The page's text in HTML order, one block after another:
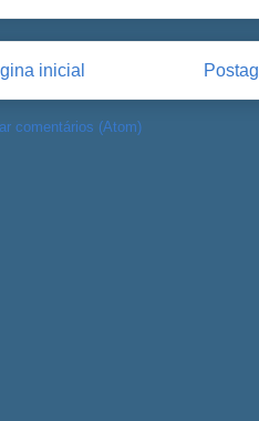
inicial
comentários (Atom)